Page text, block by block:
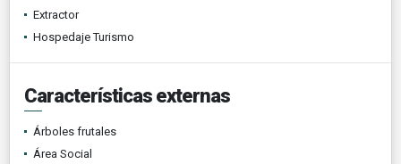
Extractor
Hospedaje Turismo
Características externas
Árboles frutales
Área Social